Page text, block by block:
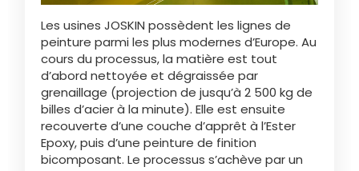
中文
Português
Türk
Les usines JOSKIN possèdent les lignes de
peinture parmi les plus modernes d’Europe. Au
cours du processus, la matière est tout
d’abord nettoyée et dégraissée par
grenaillage (projection de jusqu’à 2 500 kg de
billes d’acier à la minute). Elle est ensuite
recouverte d’une couche d’apprêt à l’Ester
Epoxy, puis d’une peinture de finition
bicomposant. Le processus s’achève par un